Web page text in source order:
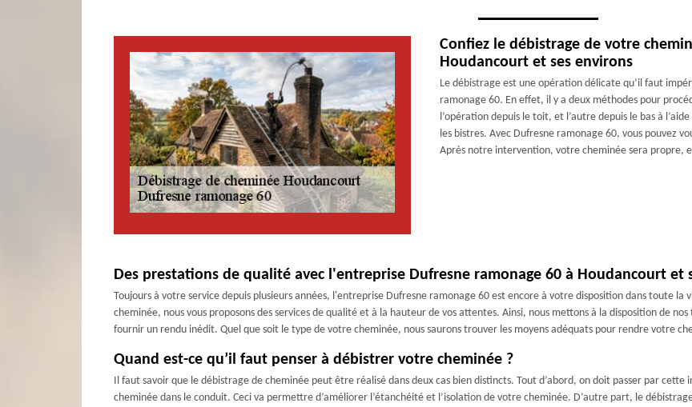
Confiez le débistrage de votre
Houdancourt et ses environs
Le débistrage est une opération délicate qu’il faut
ramonage 60. En effet, il y a deux méthodes pour
l’opération depuis le toit, et l’autre depuis le bas à
les bistres. Avec Dufresne ramonage 60, vous pouvez
Après notre intervention, votre cheminée sera propre,
Des prestations de qualité avec l'entreprise Dufresne ramonage 60 à Houdancourt et
Toujours à votre service depuis plusieurs années, l'entreprise Dufresne ramonage 60 est encore à votre disposition dans toute la
cheminée, nous vous proposons des services de qualité et à la hauteur de vos attentes. Ainsi, nous mettons à la disposition de
fournir un rendu inédit. Quel que soit le type de votre cheminée, nous saurons trouver les moyens adéquats pour rendre votre
Quand est-ce qu’il faut penser à débistrer votre cheminée ?
Il faut savoir que le débistrage de cheminée peut être réalisé dans deux cas bien distincts. Tout d’abord, on doit passer par
cheminée dans le conduit. Ceci va permettre d’améliorer l’étanchéité et l’isolation de votre cheminée. D’autre part, le